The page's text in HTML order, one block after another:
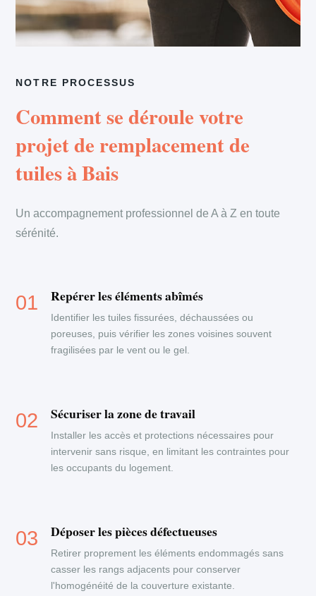
NOTRE PROCESSUS
Comment se déroule votre
projet de remplacement de
tuiles à Bais
Un accompagnement professionnel de A à Z en toute
sérénité.
Repérer les éléments abîmés
Identifier les tuiles fissurées, déchaussées ou
poreuses, puis vérifier les zones voisines souvent
fragilisées par le vent ou le gel.
Sécuriser la zone de travail
Installer les accès et protections nécessaires pour
intervenir sans risque, en limitant les contraintes pour
les occupants du logement.
Déposer les pièces défectueuses
Retirer proprement les éléments endommagés sans
casser les rangs adjacents pour conserver
l'homogénéité de la couverture existante.